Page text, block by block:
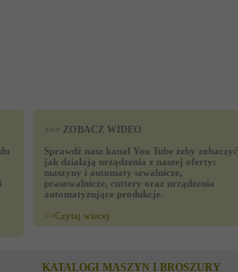
>>> ZOBACZ WIDEO
Sprawdź nasz kanał You Tube żeby zobaczyć
jak działają urządzenia z naszej oferty:
maszyny i automaty szwalnicze,
prasowalnicze, cuttery oraz urządzenia
automatyzujące produkcje.
>>Czytaj wiecej
KATALOGI MASZYN I BROSZURY